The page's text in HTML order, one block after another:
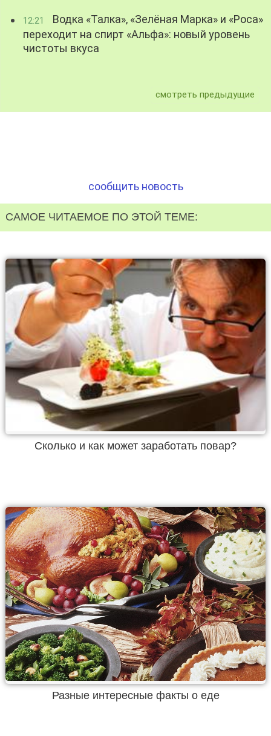
12:21
Водка «Талка», «Зелёная Марка» и «Роса»
переходит на спирт «Альфа»: новый уровень
чистоты вкуса
смотреть предыдущие
сообщить новость
САМОЕ ЧИТАЕМОЕ ПО ЭТОЙ ТЕМЕ:
Сколько и как может заработать повар?
Разные интересные факты о еде